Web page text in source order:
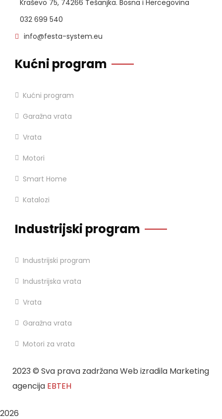
Kraševo 75, 74266 Tešanjka. Bosna i Hercegovina
032 699 540
info@festa-system.eu
Kućni program
Kućni program
Garažna vrata
Vrata
Motori
Smart Home
Katalozi
Industrijski program
Industrijski program
Industrijska vrata
Vrata
Garažna vrata
Motori za vrata
2023 © Sva prava zadržana Web izradila Marketing
agencija EBTEH
2026